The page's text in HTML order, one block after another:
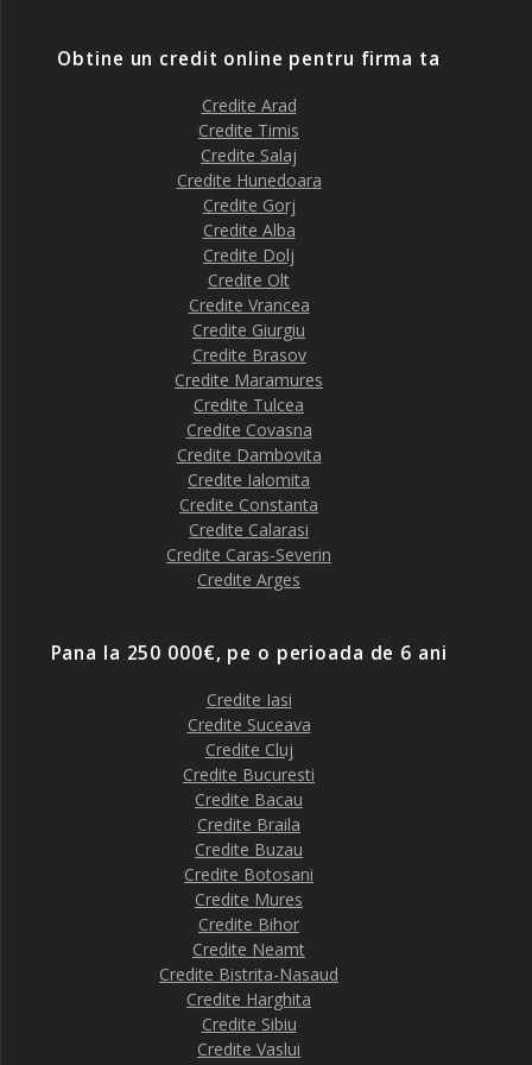
Obtine un credit online pentru firma ta
Credite Arad
Credite Timis
Credite Salaj
Credite Hunedoara
Credite Gorj
Credite Alba
Credite Dolj
Credite Olt
Credite Vrancea
Credite Giurgiu
Credite Brasov
Credite Maramures
Credite Tulcea
Credite Covasna
Credite Dambovita
Credite Ialomita
Credite Constanta
Credite Calarasi
Credite Caras-Severin
Credite Arges
Pana la 250 000€, pe o perioada de 6 ani
Credite Iasi
Credite Suceava
Credite Cluj
Credite Bucuresti
Credite Bacau
Credite Braila
Credite Buzau
Credite Botosani
Credite Mures
Credite Bihor
Credite Neamt
Credite Bistrita-Nasaud
Credite Harghita
Credite Sibiu
Credite Vaslui